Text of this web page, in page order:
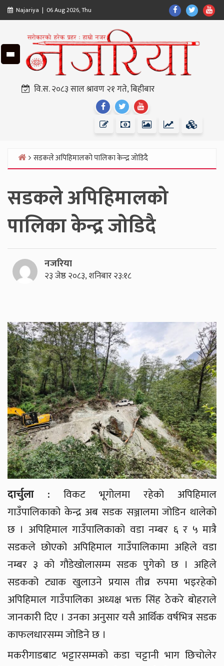
Skip
to
content
Najariya | 06 Aug 2026, Thu
Find
Us
Facebook
Find
Us
Twitter
Us
वि.स. २०८३ साल श्रावण २१ गते, बिहीबार
Find
Us
Facebook
Find
Us
Twitter
Find
Us
Youtube
Home
सडकले अपिहिमालको पालिका केन्द्र जोडिदै
सडकले अपिहिमालको
पालिका केन्द्र जोडिदै
नजरिया
२३ जेष्ठ २०८३, शनिबार २३:१८
दार्चुला : विकट भूगोलमा रहेको अपिहिमाल
गाउँपालिकाको केन्द्र अब सडक सञ्जालमा जोडिन थालेको
छ । अपिहिमाल गाउँपालिकाको वडा नम्बर ६ र ५ मात्रै
सडकले छोएको अपिहिमाल गाउँपालिकामा अहिले वडा
नम्बर ३ को गौडेखोलासम्म सडक पुगेको छ । अहिले
सडकको ट्याक खुलाउने प्रयास तीव्र रुपमा भइरहेको
अपिहिमाल गाउँपालिका अध्यक्ष भक्त सिंह ठेकरे बोहराले
जानकारी दिए । उनका अनुसार यसै आर्थिक वर्षभित्र सडक
काफलधारसम्म जोडिने छ ।
मकरीगाडबाट भट्टारसम्मको कडा चट्टानी भाग छिचोलेर